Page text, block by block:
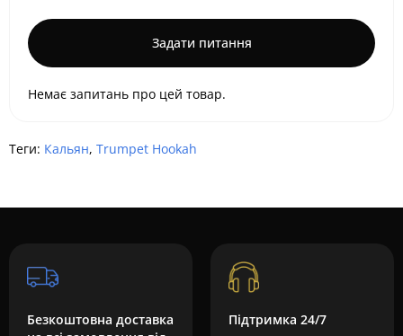
Задати питання
Немає запитань про цей товар.
Теги: Кальян, Trumpet Hookah
Безкоштовна доставка
Підтримка 24/7